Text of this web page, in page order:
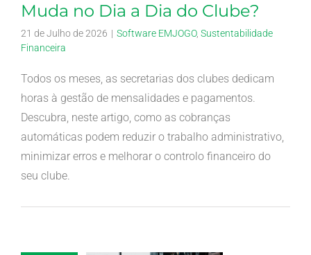
Muda no Dia a Dia do Clube?
21 de Julho de 2026 | Software EMJOGO, Sustentabilidade
Financeira
Todos os meses, as secretarias dos clubes dedicam
horas à gestão de mensalidades e pagamentos.
Descubra, neste artigo, como as cobranças
automáticas podem reduzir o trabalho administrativo,
minimizar erros e melhorar o controlo financeiro do
seu clube.